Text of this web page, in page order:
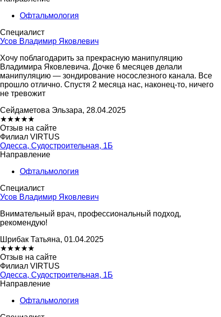
Офтальмология
Специалист
Усов Владимир Яковлевич
Хочу поблагодарить за прекрасную манипуляцию
Владимира Яковлевича. Дочке 6 месяцев делали
манипуляцию — зондирование носослезного канала. Все
прошло отлично. Спустя 2 месяца нас, наконец-то, ничего
не тревожит
Сейдаметова Эльзара, 28.04.2025
★★★★★
Отзыв на сайте
Филиал VIRTUS
Одесса, Судостроительная, 1Б
Направление
Офтальмология
Специалист
Усов Владимир Яковлевич
Внимательный врач, профессиональный подход,
рекомендую!
Шрибак Татьяна, 01.04.2025
★★★★★
Отзыв на сайте
Филиал VIRTUS
Одесса, Судостроительная, 1Б
Направление
Офтальмология